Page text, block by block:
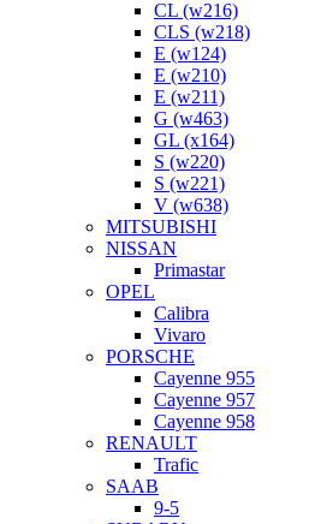
CL (w216)
CLS (w218)
E (w124)
E (w210)
E (w211)
G (w463)
GL (x164)
S (w220)
S (w221)
V (w638)
MITSUBISHI
NISSAN
Primastar
OPEL
Calibra
Vivaro
PORSCHE
Cayenne 955
Cayenne 957
Cayenne 958
RENAULT
Trafic
SAAB
9-5